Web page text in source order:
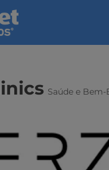
Saúde e Bem-